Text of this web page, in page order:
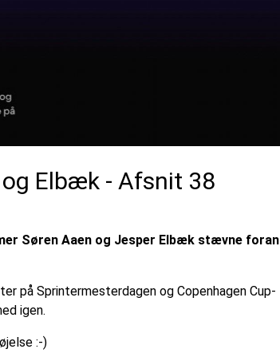
Elbæk - Afsnit 38
Søren Aaen og Jesper Elbæk stævne foran
på Sprintermesterdagen og Copenhagen Cup-
igen.
:-)